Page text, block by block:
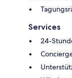
Services
24-